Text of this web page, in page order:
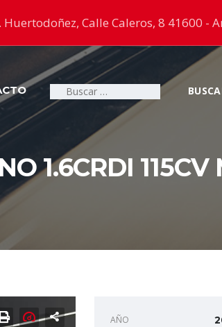
Huertodoñez, Calle Caleros, 8 41600 -
Buscar:
1.6CRDI 115CV
AÑO